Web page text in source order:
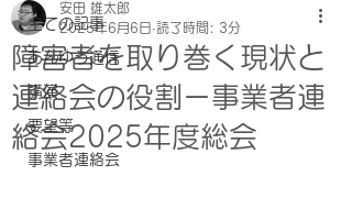
全ての記事
あんゆう通信
講演
要望等
事業者連絡会
障害者を取り巻く現状と
連絡会の役割ー事業者連
絡会2025年度総会
安田 雄太郎
2025年6月6日 読了時間: 3分